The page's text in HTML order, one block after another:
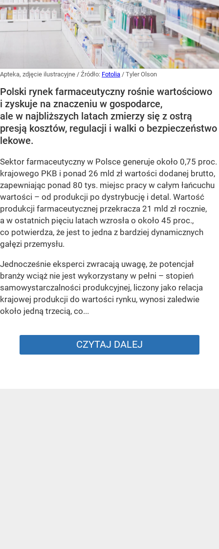
Apteka, zdjęcie ilustracyjne / Źródło: Fotolia / Tyler Olson
Polski rynek farmaceutyczny rośnie wartościowo
i zyskuje na znaczeniu w gospodarce,
ale w najbliższych latach zmierzy się z ostrą
presją kosztów, regulacji i walki o bezpieczeństwo
lekowe.
Sektor farmaceutyczny w Polsce generuje około 0,75 proc.
krajowego PKB i ponad 26 mld zł wartości dodanej brutto,
zapewniając ponad 80 tys. miejsc pracy w całym łańcuchu
wartości – od produkcji po dystrybucję i detal. Wartość
produkcji farmaceutycznej przekracza 21 mld zł rocznie,
a w ostatnich pięciu latach wzrosła o około 45 proc.,
co potwierdza, że jest to jedna z bardziej dynamicznych
gałęzi przemysłu.
Jednocześnie eksperci zwracają uwagę, że potencjał
branży wciąż nie jest wykorzystany w pełni – stopień
samowystarczalności produkcyjnej, liczony jako relacja
krajowej produkcji do wartości rynku, wynosi zaledwie
około jedną trzecią, co...
CZYTAJ DALEJ